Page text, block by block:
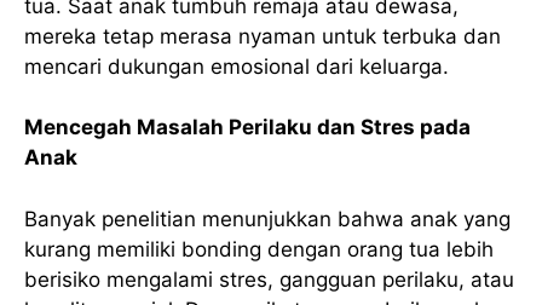
tua. Saat anak tumbuh remaja atau dewasa,
mereka tetap merasa nyaman untuk terbuka dan
mencari dukungan emosional dari keluarga.
Mencegah Masalah Perilaku dan Stres pada
Anak
Banyak penelitian menunjukkan bahwa anak yang
kurang memiliki bonding dengan orang tua lebih
berisiko mengalami stres, gangguan perilaku, atau